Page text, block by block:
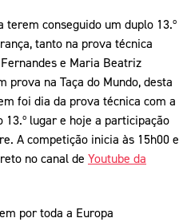
terem conseguido um duplo 13.º
tanto na prova técnica
e Maria Beatriz
prova na Taça do Mundo, desta
foi dia da prova técnica com a
lugar e hoje a participação
A competição inicia às 15h00 e
no canal de Youtube da
por toda a Europa